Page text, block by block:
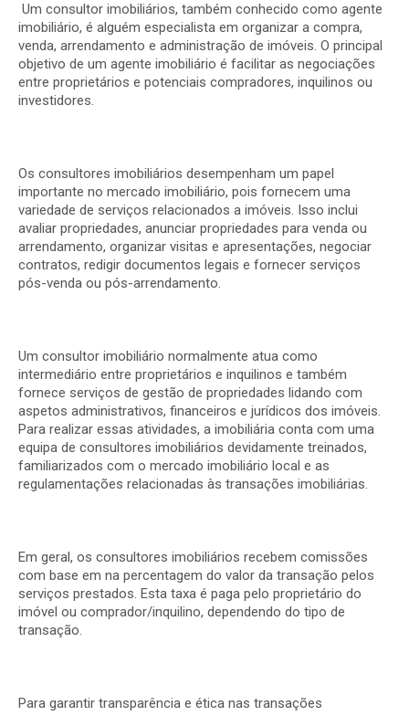
Um consultor imobiliários, também conhecido como agente
imobiliário, é alguém especialista em organizar a compra,
venda, arrendamento e administração de imóveis. O principal
objetivo de um agente imobiliário é facilitar as negociações
entre proprietários e potenciais compradores, inquilinos ou
investidores.
Os consultores imobiliários desempenham um papel
importante no mercado imobiliário, pois fornecem uma
variedade de serviços relacionados a imóveis. Isso inclui
avaliar propriedades, anunciar propriedades para venda ou
arrendamento, organizar visitas e apresentações, negociar
contratos, redigir documentos legais e fornecer serviços
pós-venda ou pós-arrendamento.
Um consultor imobiliário normalmente atua como
intermediário entre proprietários e inquilinos e também
fornece serviços de gestão de propriedades lidando com
aspetos administrativos, financeiros e jurídicos dos imóveis.
Para realizar essas atividades, a imobiliária conta com uma
equipa de consultores imobiliários devidamente treinados,
familiarizados com o mercado imobiliário local e as
regulamentações relacionadas às transações imobiliárias.
Em geral, os consultores imobiliários recebem comissões
com base em na percentagem do valor da transação pelos
serviços prestados. Esta taxa é paga pelo proprietário do
imóvel ou comprador/inquilino, dependendo do tipo de
transação.
Para garantir transparência e ética nas transações